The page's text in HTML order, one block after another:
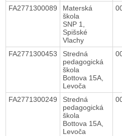
FA2771300089
Materská
škola
SNP 1,
Spišské
Vlachy
FA2771300453
Stredná
pedagogická
škola
Bottova 15A,
Levoča
FA2771300249
Stredná
pedagogická
škola
Bottova 15A,
Levoča